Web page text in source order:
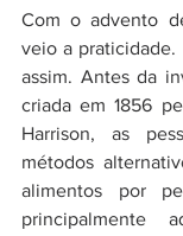
Com o advento
veio a praticidade.
assim. Antes da
criada em 1856
Harrison, as
métodos
alimentos por
principalmente